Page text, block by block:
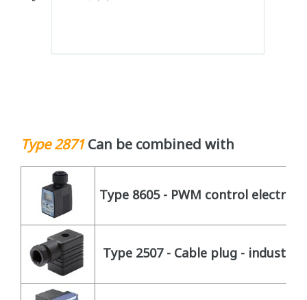
Type 2871 Can be combined with
Type 8605 - PWM control
Type 2507 - Cable plug - industry